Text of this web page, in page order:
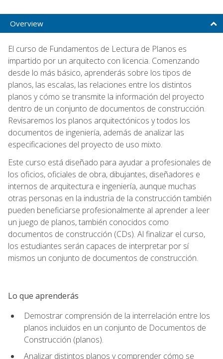
Overview
El curso de Fundamentos de Lectura de Planos es
impartido por un arquitecto con licencia. Comenzando
desde lo más básico, aprenderás sobre los tipos de
planos, las escalas, las relaciones entre los distintos
planos y cómo se transmite la información del proyecto
dentro de un conjunto de documentos de construcción.
Revisaremos los planos arquitectónicos y todos los
documentos de ingeniería, además de analizar las
especificaciones del proyecto de uso mixto.
Este curso está diseñado para ayudar a profesionales de
los oficios, oficiales de obra, dibujantes, diseñadores e
internos de arquitectura e ingeniería, aunque muchas
otras personas en la industria de la construcción también
pueden beneficiarse profesionalmente al aprender a leer
un juego de planos, también conocidos como
documentos de construcción (CDs). Al finalizar el curso,
los estudiantes serán capaces de interpretar por sí
mismos un conjunto de documentos de construcción.
Lo que aprenderás
Demostrar comprensión de la interrelación entre los
planos incluidos en un conjunto de Documentos de
Construcción (planos).
Analizar distintos planos y comprender cómo se